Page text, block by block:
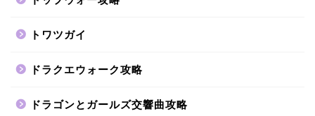
トワツガイ
ドラクエウォーク攻略
ドラゴンとガールズ交響曲攻略